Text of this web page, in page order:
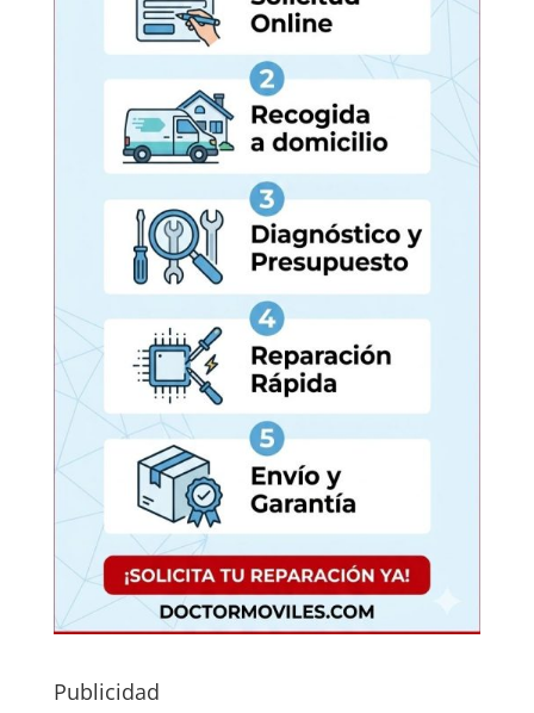
Publicidad